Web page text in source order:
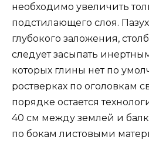
необходимо увеличить
подстилающего слоя.
глубокого заложения,
следует засыпать
которых глины нет по
ростверках по оголовкам
порядке остается
40 см между землей и
по бокам листовыми